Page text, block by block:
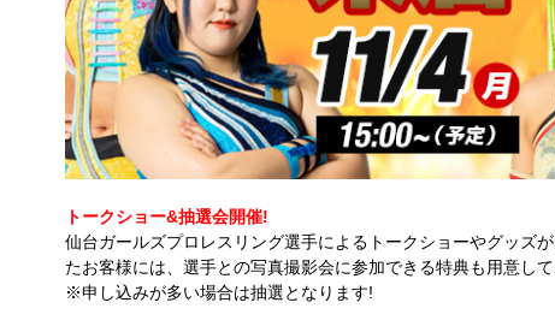
トークショー&抽選会開催!
仙台ガールズプロレスリング選手によるトークショーやグッズ
たお客様には、選手との写真撮影会に参加できる特典も用意して
※申し込みが多い場合は抽選となります!